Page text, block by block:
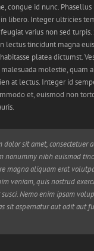
congue id nunc.
libero. Integer ultricies
varius non sed turpis.
lectus tincidunt magna
platea dictumst.
molestie, quam
at lectus. Integer id
et, euismod non
dolor sit amet, consectetuer
nonummy nibh euismod
magna aliquam erat
veniam, quis nostrud
Nemo enim ipsam
sit aspernatur aut odit aut